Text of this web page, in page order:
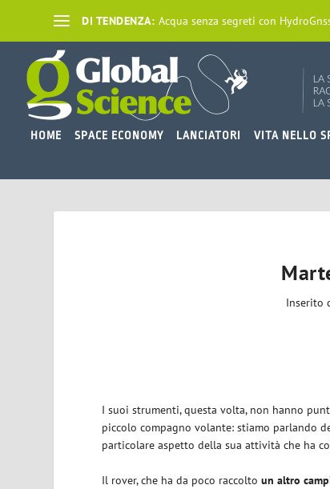
DI TENDENZA: Acqua senza segreti con
HOME SPACE ECONOMY LANCIATORI VITA NELLO
Inserito
I suoi strumenti, questa volta, non hanno
piccolo compagno volante: stiamo parlando
particolare aspetto della sua attività che ha
Il rover, che ha da poco raccolto un altro